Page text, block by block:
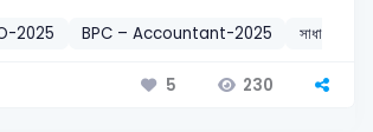
2025 BPC – Accountant-2025 সাধারণ জ্ঞান
5 230